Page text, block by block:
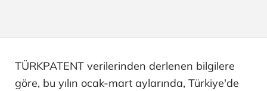
TÜRKPATENT verilerinden derlenen bilgilere
göre, bu yılın ocak-mart aylarında, Türkiye'de